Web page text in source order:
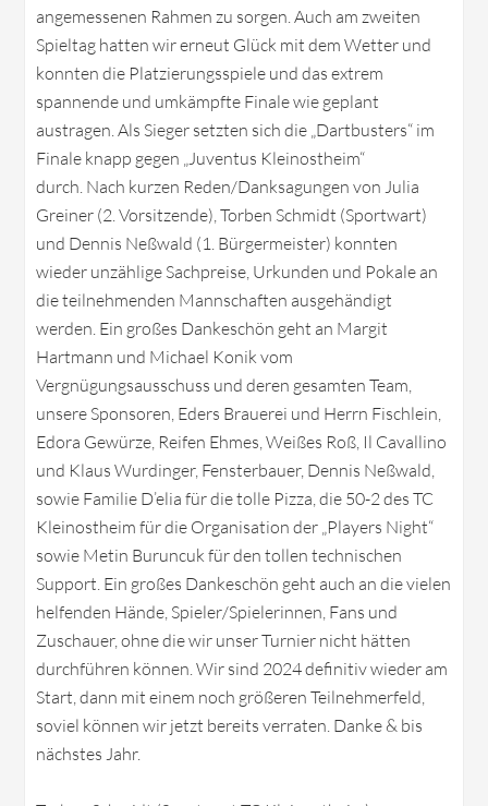
angemessenen Rahmen zu sorgen. Auch am zweiten
Spieltag hatten wir erneut Glück mit dem Wetter und
konnten die Platzierungsspiele und das extrem
spannende und umkämpfte Finale wie geplant
austragen. Als Sieger setzten sich die „Dartbusters“ im
Finale knapp gegen „Juventus Kleinostheim“
durch. Nach kurzen Reden/Danksagungen von Julia
Greiner (2. Vorsitzende), Torben Schmidt (Sportwart)
und Dennis Neßwald (1. Bürgermeister) konnten
wieder unzählige Sachpreise, Urkunden und Pokale an
die teilnehmenden Mannschaften ausgehändigt
werden. Ein großes Dankeschön geht an Margit
Hartmann und Michael Konik vom
Vergnügungsausschuss und deren gesamten Team,
unsere Sponsoren, Eders Brauerei und Herrn Fischlein,
Edora Gewürze, Reifen Ehmes, Weißes Roß, Il Cavallino
und Klaus Wurdinger, Fensterbauer, Dennis Neßwald,
sowie Familie D’elia für die tolle Pizza, die 50-2 des TC
Kleinostheim für die Organisation der „Players Night“
sowie Metin Buruncuk für den tollen technischen
Support. Ein großes Dankeschön geht auch an die vielen
helfenden Hände, Spieler/Spielerinnen, Fans und
Zuschauer, ohne die wir unser Turnier nicht hätten
durchführen können. Wir sind 2024 definitiv wieder am
Start, dann mit einem noch größeren Teilnehmerfeld,
soviel können wir jetzt bereits verraten. Danke & bis
nächstes Jahr.